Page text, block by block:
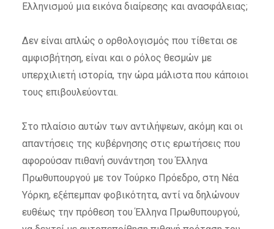
Ελληνισμού μια εικόνα διαίρεσης και ανασφάλειας;
Δεν είναι απλώς ο ορθολογισμός που τίθεται σε
αμφισβήτηση, είναι και ο ρόλος θεσμών με
υπερχιλιετή ιστορία, την ώρα μάλιστα που κάποιοι
τους επιβουλεύονται.
Στο πλαίσιο αυτών των αντιλήψεων, ακόμη και οι
απαντήσεις της κυβέρνησης στις ερωτήσεις που
αφορούσαν πιθανή συνάντηση του Έλληνα
Πρωθυπουργού με τον Τούρκο Πρόεδρο, στη Νέα
Υόρκη, εξέπεμπαν φοβικότητα, αντί να δηλώνουν
ευθέως την πρόθεση του Έλληνα Πρωθυπουργού,